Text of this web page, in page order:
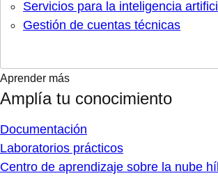
Servicios para la inteligencia
Gestión de cuentas técnicas
Aprender más
Amplía tu conocimiento
Documentación
Laboratorios prácticos
Centro de aprendizaje sobre la nube